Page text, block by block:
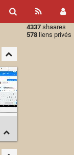
4337 shaares
578 liens privés